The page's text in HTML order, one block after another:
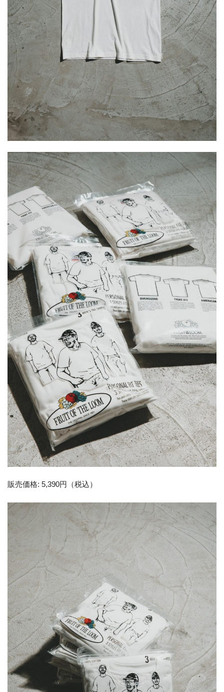
販売価格: 5,390円（税込）